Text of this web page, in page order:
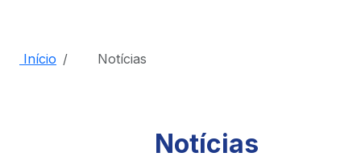
Início Notícias
Notícias